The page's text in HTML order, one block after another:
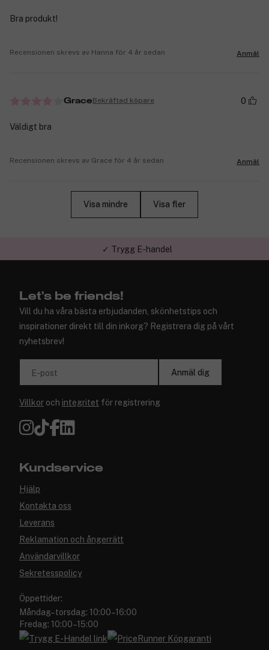
Bra produkt!
Recensionen skrevs av Hanna för 4 år sedan Anmäl
GraceBekräftad köpare 0
Väldigt bra
Recensionen skrevs av Grace för 4 år sedan Anmäl
Visa mindre Visa fler
✓ Trygg E-handel
Let's be friends!
Vill du ha våra bästa erbjudanden, skönhetstips och
inspirationer direkt till din inkorg? Registrera dig på vårt
nyhetsbrev!
E-post Anmäl dig
Villkor och integritet för registrering
Kundservice
Hjälp
Kontakta oss
Leverans
Reklamation och ångerrätt
Användarvillkor
Sekretesspolicy
Öppettider:
Måndag–torsdag: 10:00–16:00
Fredag: 10:00–15:00